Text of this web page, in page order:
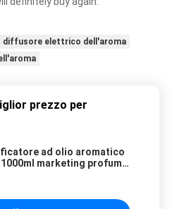
diffusore elettrico dell'aroma
prezzo per
ad olio aromatico
1000ml marketing profumo